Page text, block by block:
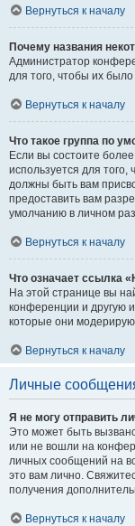
Вернуться к началу
Почему названия
Администратор
для того, чтобы их
Вернуться к началу
Что такое группа по
Если вы состоите
используется для того,
должны быть вам
предоставить вам
умолчанию в личном
Вернуться к началу
Что означает ссылка
На этой странице вы
конференции и другую
которые они
Вернуться к началу
Личные
Я не могу отправить
Это может быть
или не вошли на
личных сообщений на
это вам лично.
получения
Вернуться к началу